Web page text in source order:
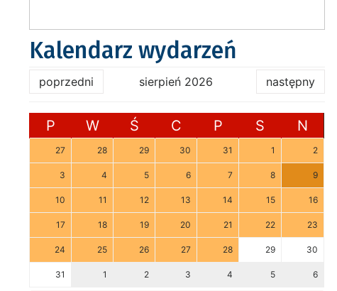
Kalendarz wydarzeń
poprzedni sierpień 2026 następny
P W Ś C P S N
27 28 29 30 31 1 2
3 4 5 6 7 8 9
10 11 12 13 14 15 16
17 18 19 20 21 22 23
24 25 26 27 28 29 30
31 1 2 3 4 5 6